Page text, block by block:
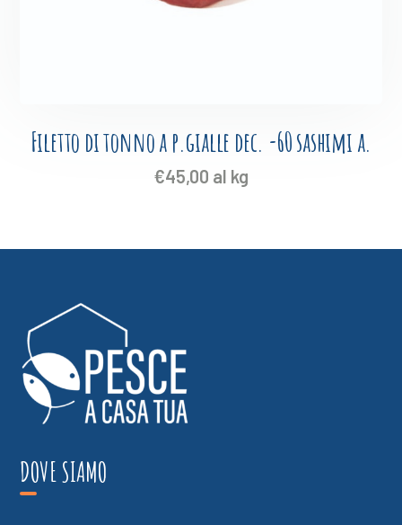
Filetto di tonno a p.gialle dec. -60 sashimi a.
€45,00 al kg
DOVE SIAMO